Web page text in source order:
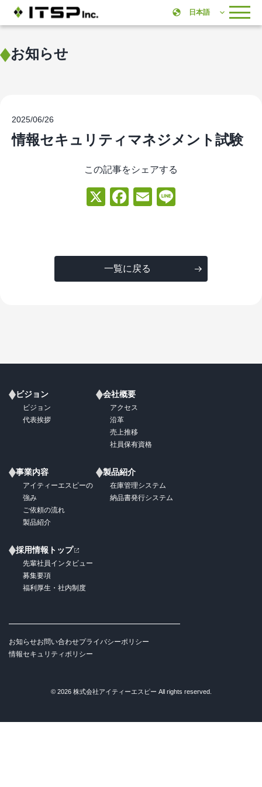
お知らせ
2025/06/26
情報セキュリティマネジメント試験
この記事をシェアする
X Facebook
Email
一覧に戻る
ビジョン
ビジョン
代表挨拶
会社概要
アクセス
沿革
売上推移
社員保有資格
事業内容
アイティーエスピーの
強み
ご依頼の流れ
製品紹介
製品紹介
在庫管理システム
納品書発行システム
採用情報トップ
先輩社員インタビュー
募集要項
福利厚生・社内制度
お知らせお問い合わせプライバシーポリシー
情報セキュリティポリシー
© 2026 株式会社アイティーエスピー All rights reserved.